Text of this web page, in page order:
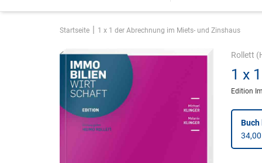
Startseite | 1 x 1 der Abrechnung im Miets- und Zinshaus
Rollett
1 x
Edition